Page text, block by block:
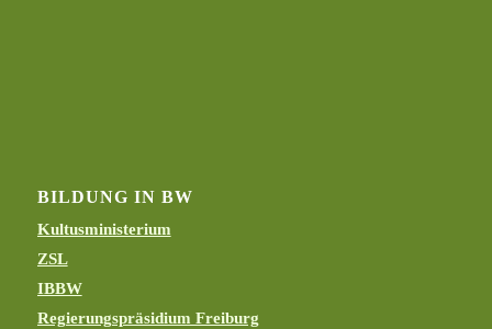
BILDUNG IN BW
Kultusministerium
ZSL
IBBW
Regierungspräsidium Freiburg